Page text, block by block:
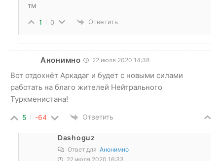
тм
1 0 Ответить
Анонимно 22 июля 2020 14:38
Вот отдохнёт Аркадаг и будет с новыми силами
работать на благо жителей Нейтрального
Туркменистана!
5 -64 Ответить
Dashoguz
Ответ для Анонимно
22 июля 2020 16:33